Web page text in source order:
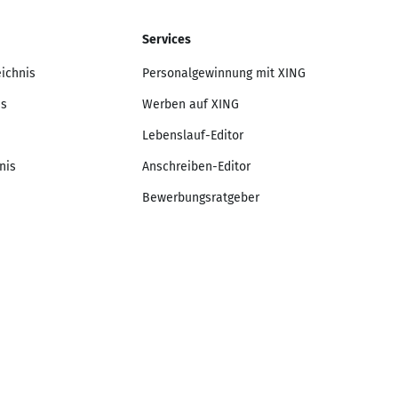
Services
Personalgewinnung mit XING
Werben auf XING
Lebenslauf-Editor
Anschreiben-Editor
Bewerbungsratgeber